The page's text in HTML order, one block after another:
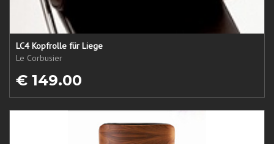
LC4 Kopfrolle für Liege
Le Corbusier
€ 149.00